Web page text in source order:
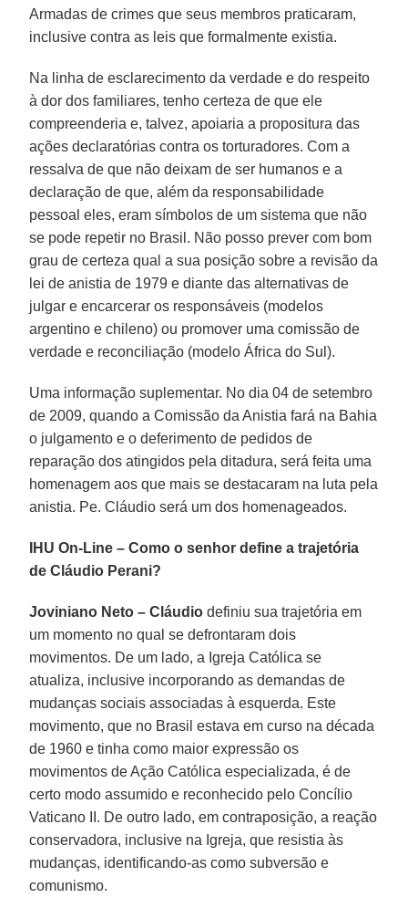
Armadas de crimes que seus membros praticaram,
inclusive contra as leis que formalmente existia.
Na linha de esclarecimento da verdade e do respeito
à dor dos familiares, tenho certeza de que ele
compreenderia e, talvez, apoiaria a propositura das
ações declaratórias contra os torturadores. Com a
ressalva de que não deixam de ser humanos e a
declaração de que, além da responsabilidade
pessoal eles, eram símbolos de um sistema que não
se pode repetir no Brasil. Não posso prever com bom
grau de certeza qual a sua posição sobre a revisão da
lei de anistia de 1979 e diante das alternativas de
julgar e encarcerar os responsáveis (modelos
argentino e chileno) ou promover uma comissão de
verdade e reconciliação (modelo África do Sul).
Uma informação suplementar. No dia 04 de setembro
de 2009, quando a Comissão da Anistia fará na Bahia
o julgamento e o deferimento de pedidos de
reparação dos atingidos pela ditadura, será feita uma
homenagem aos que mais se destacaram na luta pela
anistia. Pe. Cláudio será um dos homenageados.
IHU On-Line – Como o senhor define a trajetória
de Cláudio Perani?
Joviniano Neto – Cláudio definiu sua trajetória em
um momento no qual se defrontaram dois
movimentos. De um lado, a Igreja Católica se
atualiza, inclusive incorporando as demandas de
mudanças sociais associadas à esquerda. Este
movimento, que no Brasil estava em curso na década
de 1960 e tinha como maior expressão os
movimentos de Ação Católica especializada, é de
certo modo assumido e reconhecido pelo Concílio
Vaticano II. De outro lado, em contraposição, a reação
conservadora, inclusive na Igreja, que resistia às
mudanças, identificando-as como subversão e
comunismo.